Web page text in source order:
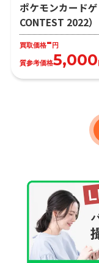
ポケモンカード
CONTEST 2022
買取価格- 円
質参考価格5,000